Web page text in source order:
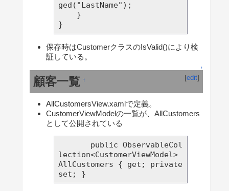
ged("LastName");
保存時はCustomerクラスのIsValid()により検
証している。
↑
顧客一覧 † [edit]
AllCustomersView.xamlで定義。
CustomerViewModelの一覧が、AllCustomers
として公開されている
lection<CustomerViewModel>
AllCustomers { get; private